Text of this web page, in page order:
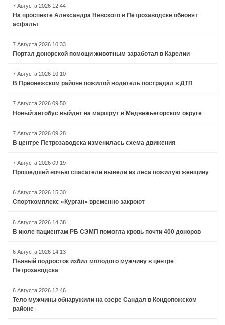
7 Августа 2026 12:44
На проспекте Александра Невского в Петрозаводске обновят
асфальт
7 Августа 2026 10:33
Портал донорской помощи животным заработал в Карелии
7 Августа 2026 10:10
В Прионежском районе пожилой водитель пострадал в ДТП
7 Августа 2026 09:50
Новый автобус выйдет на маршрут в Медвежьегорском округе
7 Августа 2026 09:28
В центре Петрозаводска изменилась схема движения
7 Августа 2026 09:19
Прошедшей ночью спасатели вывели из леса пожилую женщину
6 Августа 2026 15:30
Спорткомплекс «Курган» временно закроют
6 Августа 2026 14:38
В июле пациентам РБ СЭМП помогла кровь почти 400 доноров
6 Августа 2026 14:13
Пьяный подросток избил молодого мужчину в центре
Петрозаводска
6 Августа 2026 12:46
Тело мужчины обнаружили на озере Сандал в Кондопожском
районе